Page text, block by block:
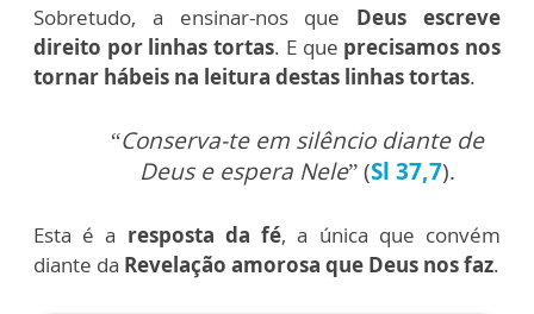
Sobretudo, a ensinar-nos que Deus escreve
direito por linhas tortas. E que precisamos nos
tornar hábeis na leitura destas linhas tortas.
“Conserva-te em silêncio diante de
Deus e espera Nele” (Sl 37,7).
Esta é a resposta da fé, a única que convém
diante da Revelação amorosa que Deus nos faz.